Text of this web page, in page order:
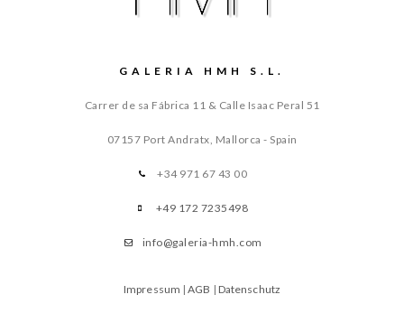
GALERIA HMH S.L.
Carrer de sa Fábrica 11 & Calle Isaac Peral 51
07157 Port Andratx, Mallorca - Spain
+34 971 67 43 00
+49 172 7235498
info@galeria-hmh.com
Impressum |AGB | Datenschutz